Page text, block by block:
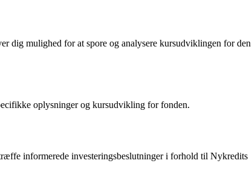
dig mulighed for at spore og analysere kursudviklingen for den
oplysninger og kursudvikling for fonden.
informerede investeringsbeslutninger i forhold til Nykredits